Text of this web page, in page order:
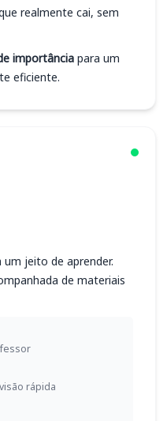
realmente cai, sem
importância para um
eficiente.
jeito de aprender.
de materiais
rápida